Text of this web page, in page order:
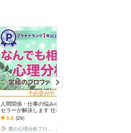
予約受付中
人間関係・仕事の悩み心理カウン
セラーが解決します 仕事・友
人・親族…もやもやする人間関係
の根本原因を分析します
5.0 (29)
愛の心理分析プロファイラーMICOTO♥
200